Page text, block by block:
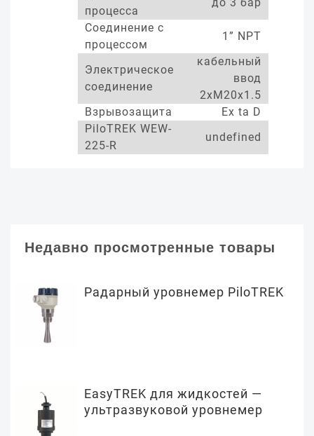
процесса
Соединение с
процессом
1” NPT
Электрическое
соединение
кабельный
ввод
2xM20x1.5
Взрывозащита
Ex ta D
PiloTREK WEW-
225-R
undefined
Недавно просмотренные товары
Радарный уровнемер PiloTREK
EasyTREK для жидкостей —
ультразвуковой уровнемер